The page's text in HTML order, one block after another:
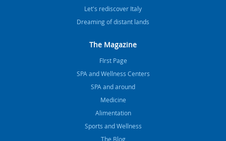
Let's rediscover Italy
Dreaming of distant lands
The Magazine
FIrst Page
SPA and Wellness Centers
SPA and around
Medicine
Alimentation
Sports and Wellness
The Blog